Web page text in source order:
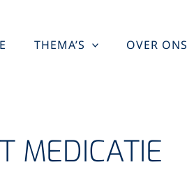
THEMA’S OVER ONS
MEDICATIE